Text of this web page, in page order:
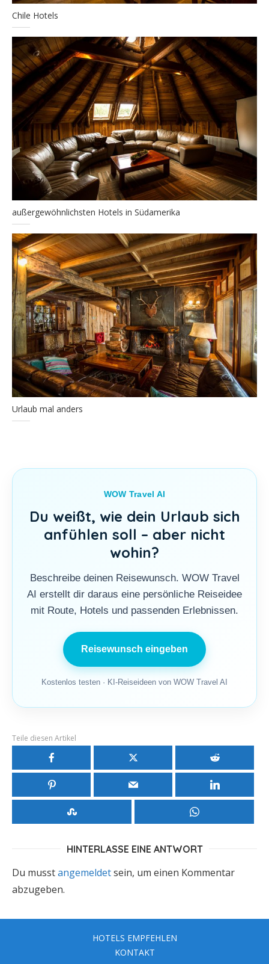
Chile Hotels
außergewöhnlichsten Hotels in Südamerika
Urlaub mal anders
WOW Travel AI
Du weißt, wie dein Urlaub sich
anfühlen soll – aber nicht
wohin?
Beschreibe deinen Reisewunsch. WOW Travel
AI erstellt dir daraus eine persönliche Reiseidee
mit Route, Hotels und passenden Erlebnissen.
Reisewunsch eingeben
Kostenlos testen · KI-Reiseideen von WOW Travel AI
Teile diesen Artikel
HINTERLASSE EINE ANTWORT
Du musstangemeldetsein, um einen Kommentar
abzugeben.
HOTELS EMPFEHLEN
KONTAKT